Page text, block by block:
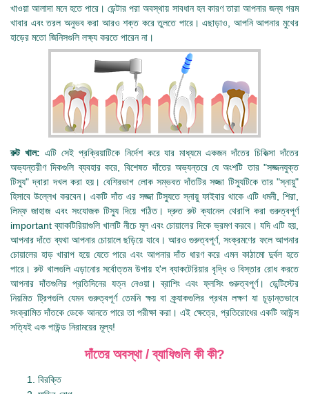
খাওয়া আলাদা মনে হতে পারে। ডেন্টার পরা অবস্থায় সাবধান হন কারণ তারা আপনার জন্য গরম
খাবার এবং তরল অনুভব করা আরও শক্ত করে তুলতে পারে। এছাড়াও, আপনি আপনার মুখের
হাড়ের মতো জিনিসগুলি লক্ষ্য করতে পারেন না।
রুট খাল: এটি সেই প্রক্রিয়াটিকে নির্দেশ করে যার মাধ্যমে একজন দাঁতের চিকিত্সা দাঁতের
অভ্যন্তরীণ দিকগুলি ব্যবহার করে, বিশেষত দাঁতের অভ্যন্তরে যে অংশটি তার "সজ্জনযুক্ত
টিস্যু" দ্বারা দখল করা হয়। বেশিরভাগ লোক সম্ভবত দাঁতটির সজ্জা টিস্যুটিকে তার "স্নায়ু"
হিসাবে উল্লেখ করবেন। একটি দাঁত এর সজ্জা টিস্যুতে স্নায়ু ফাইবার থাকে এটি ধমনী, শিরা,
লিম্ফ জাহাজ এবং সংযোজক টিস্যু দিয়ে গঠিত। দ্রুত রুট ক্যানেল থেরাপি করা গুরুত্বপূর্ণ
important ব্যাকটিরিয়াগুলি খালটি নীচে মূল এবং চোয়ালের দিকে ভ্রমণ করবে। যদি এটি হয়,
আপনার দাঁতে ব্যথা আপনার চোয়ালে ছড়িয়ে যাবে। আরও গুরুত্বপূর্ণ, সংক্রমণের ফলে আপনার
চোয়ালের হাড় খারাপ হয়ে যেতে পারে এবং আপনার দাঁত ধারণ করে এমন কাঠামো দুর্বল হতে
পারে। রুট খালগুলি এড়ানোর সর্বোত্তম উপায় হ'ল ব্যাকটেরিয়ার বৃদ্ধি ও বিস্তার রোধ করতে
আপনার দাঁতগুলির প্রতিদিনের যত্ন নেওয়া। ব্রাশিং এবং ফ্লসিং গুরুত্বপূর্ণ। ডেন্টিস্টের
নিয়মিত ট্রিপগুলি যেমন গুরুত্বপূর্ণ তেমনি ক্ষয় বা ক্র্যাকগুলির প্রথম লক্ষণ যা চূড়ান্তভাবে
সংক্রামিত দাঁতকে ডেকে আনতে পারে তা পরীক্ষা করা। এই ক্ষেত্রে, প্রতিরোধের একটি আউন্স
সত্যিই এক পাউন্ড নিরাময়ের মূল্য!
দাঁতের অবস্থা / ব্যাধিগুলি কী কী?
বিরক্তি